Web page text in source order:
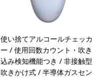
使い捨てアルコールチェッカ
ー / 使用回数カウント・吹き
込み検知機能つき / 非接触型
吹きかけ式 / 半導体ガスセン